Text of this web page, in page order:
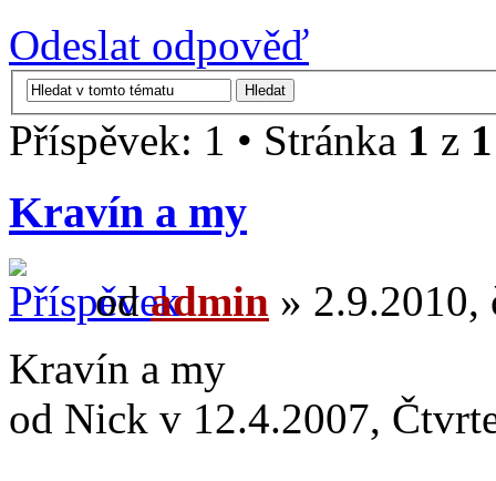
Odeslat odpověď
Příspěvek: 1 • Stránka 1 z 1
Kravín a my
odadmin » 2.9.2010,
Kravín a my
od Nick v 12.4.2007,